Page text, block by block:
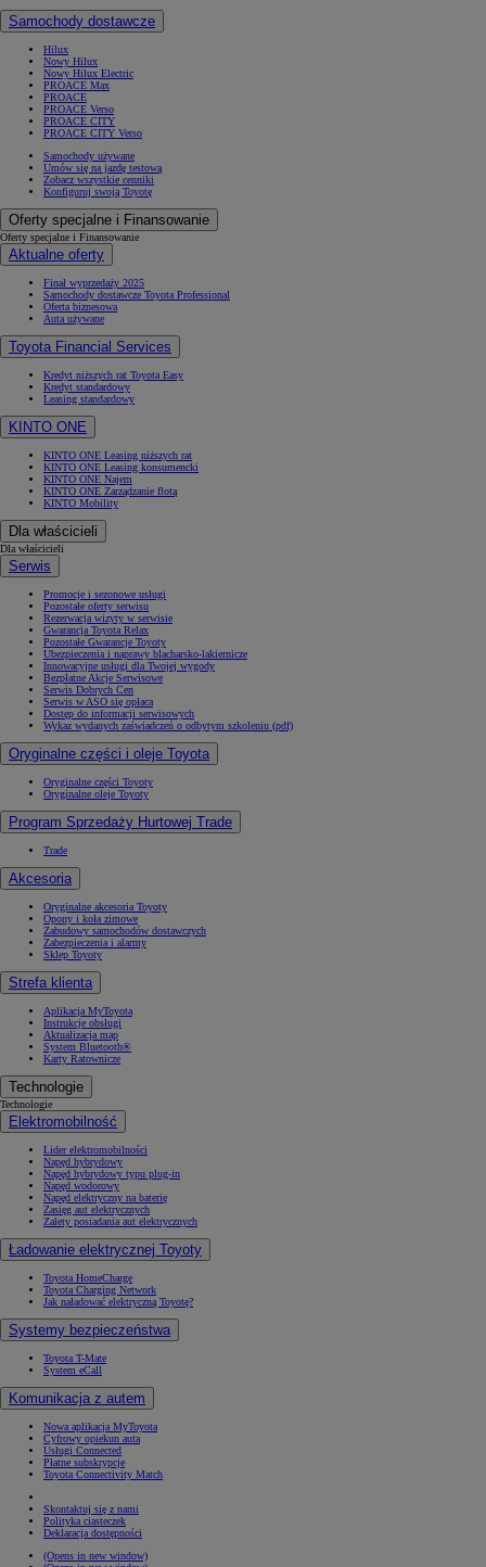
Samochody dostawcze
Hilux
Nowy Hilux
Nowy Hilux Electric
PROACE Max
PROACE
PROACE Verso
PROACE CITY
PROACE CITY Verso
Samochody używane
Umów się na jazdę testową
Zobacz wszystkie cenniki
Konfiguruj swoją Toyotę
Oferty specjalne i Finansowanie
Oferty specjalne i Finansowanie
Aktualne oferty
Finał wyprzedaży 2025
Samochody dostawcze Toyota Professional
Oferta biznesowa
Auta używane
Toyota Financial Services
Kredyt niższych rat Toyota Easy
Kredyt standardowy
Leasing standardowy
KINTO ONE
KINTO ONE Leasing niższych rat
KINTO ONE Leasing konsumencki
KINTO ONE Najem
KINTO ONE Zarządzanie flotą
KINTO Mobility
Dla właścicieli
Dla właścicieli
Serwis
Promocje i sezonowe usługi
Pozostałe oferty serwisu
Rezerwacja wizyty w serwisie
Gwarancja Toyota Relax
Pozostałe Gwarancje Toyoty
Ubezpieczenia i naprawy blacharsko-lakiernicze
Innowacyjne usługi dla Twojej wygody
Bezpłatne Akcje Serwisowe
Serwis Dobrych Cen
Serwis w ASO się opłaca
Dostęp do informacji serwisowych
Wykaz wydanych zaświadczeń o odbytym szkoleniu (pdf)
Oryginalne części i oleje Toyota
Oryginalne części Toyoty
Oryginalne oleje Toyoty
Program Sprzedaży Hurtowej Trade
Trade
Akcesoria
Oryginalne akcesoria Toyoty
Opony i koła zimowe
Zabudowy samochodów dostawczych
Zabezpieczenia i alarmy
Sklep Toyoty
Strefa klienta
Aplikacja MyToyota
Instrukcje obsługi
Aktualizacja map
System Bluetooth®
Karty Ratownicze
Technologie
Technologie
Elektromobilność
Lider elektromobilności
Napęd hybrydowy
Napęd hybrydowy typu plug-in
Napęd wodorowy
Napęd elektryczny na baterię
Zasięg aut elektrycznych
Zalety posiadania aut elektrycznych
Ładowanie elektrycznej Toyoty
Toyota HomeCharge
Toyota Charging Network
Jak naładować elektryczną Toyotę?
Systemy bezpieczeństwa
Toyota T-Mate
System eCall
Komunikacja z autem
Nowa aplikacja MyToyota
Cyfrowy opiekun auta
Usługi Connected
Płatne subskrypcje
Toyota Connectivity Match
Skontaktuj się z nami
Polityka ciasteczek
Deklaracja dostępności
(Opens in new window)